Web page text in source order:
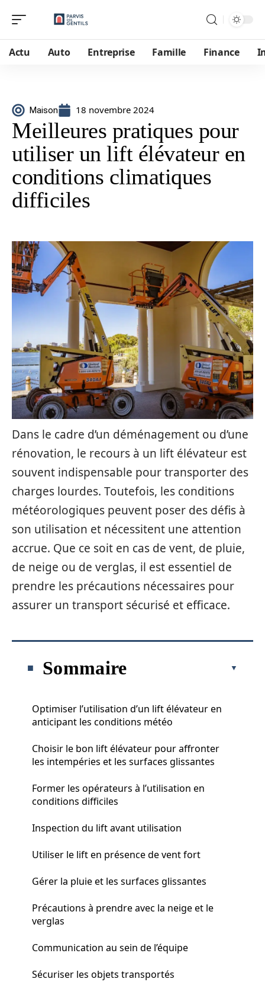
Actu Auto Entreprise Famille Finance
Maison 18 novembre 2024
Meilleures pratiques pour
utiliser un lift élévateur en
conditions climatiques
difficiles
Dans le cadre d’un déménagement ou d’une
rénovation, le recours à un lift élévateur est
souvent indispensable pour transporter des
charges lourdes. Toutefois, les conditions
météorologiques peuvent poser des défis à
son utilisation et nécessitent une attention
accrue. Que ce soit en cas de vent, de pluie,
de neige ou de verglas, il est essentiel de
prendre les précautions nécessaires pour
assurer un transport sécurisé et efficace.
Sommaire
Optimiser l’utilisation d’un lift élévateur en
anticipant les conditions météo
Choisir le bon lift élévateur pour affronter
les intempéries et les surfaces glissantes
Former les opérateurs à l’utilisation en
conditions difficiles
Inspection du lift avant utilisation
Utiliser le lift en présence de vent fort
Gérer la pluie et les surfaces glissantes
Précautions à prendre avec la neige et le
verglas
Communication au sein de l’équipe
Sécuriser les objets transportés